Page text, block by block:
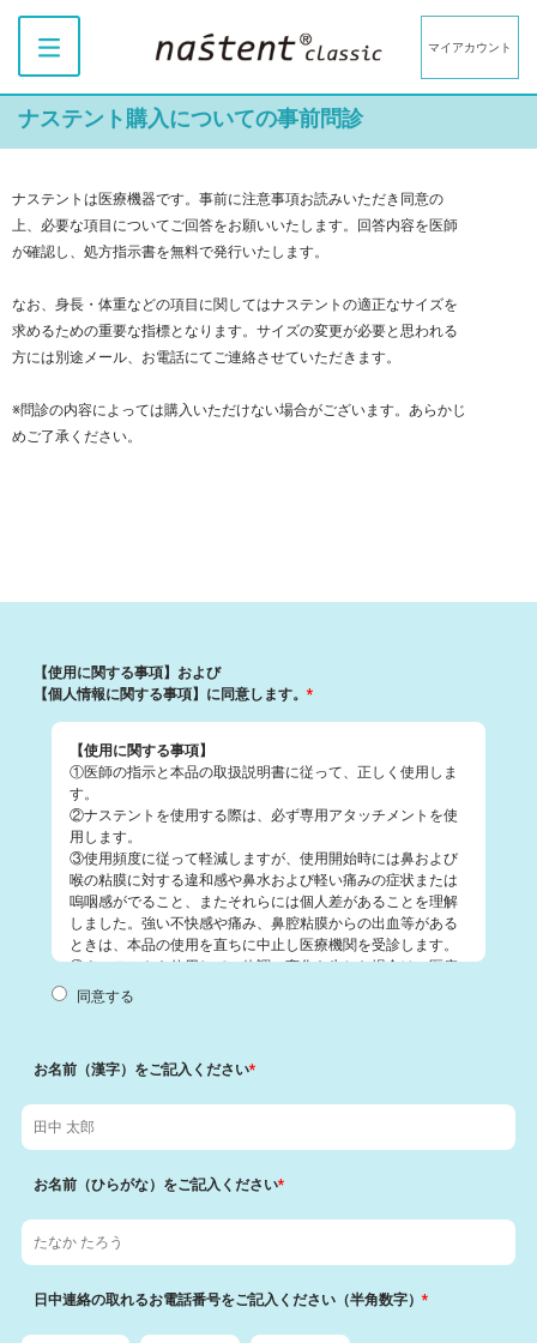
マイアカウント
ナステント購入についての事前問診
ナステントは医療機器です。事前に注意事項お読みいただき同意の
上、必要な項目についてご回答をお願いいたします。回答内容を医師
が確認し、処方指示書を無料で発行いたします。
なお、身長・体重などの項目に関してはナステントの適正なサイズを
求めるための重要な指標となります。サイズの変更が必要と思われる
方には別途メール、お電話にてご連絡させていただきます。
※問診の内容によっては購入いただけない場合がございます。あらかじ
めご了承ください。
【使用に関する事項】および
【個人情報に関する事項】に同意します。 *
【使用に関する事項】
①医師の指示と本品の取扱説明書に従って、正しく使用しま
す。
②ナステントを使用する際は、必ず専用アタッチメントを使
用します。
③使用頻度に従って軽減しますが、使用開始時には鼻および
喉の粘膜に対する違和感や鼻水および軽い痛みの症状または
嗚咽感がでること、またそれらには個人差があることを理解
しました。強い不快感や痛み、鼻腔粘膜からの出血等がある
ときは、本品の使用を直ちに中止し医療機関を受診します。
④ナステントを使用して、体調に変化を生じた場合は、医療
機関を受診します。
患）を生じた場合は、医療機関にナステントを使用している
【個人情報に関する事項】
本品の販売関連（売買・配送・引き取り・緊急対応等）の過
者が利用することに同意します。
同意する
お名前（漢字）をご記入ください*
お名前（ひらがな）をご記入ください*
日中連絡の取れるお電話番号をご記入ください（半角数字） *